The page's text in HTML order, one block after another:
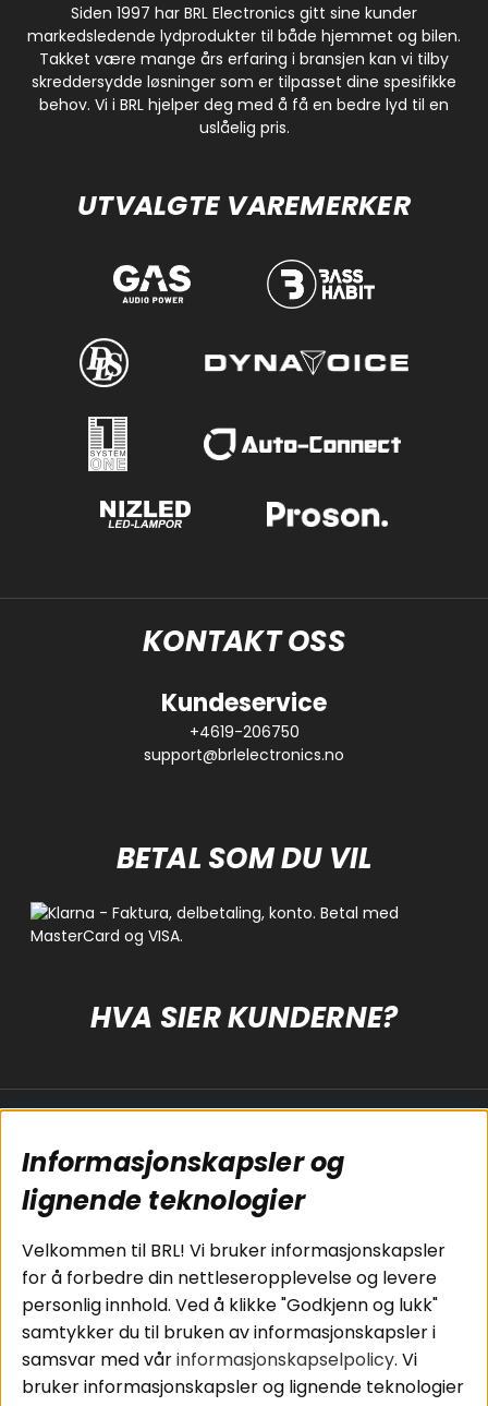
Siden 1997 har BRL Electronics gitt sine kunder
markedsledende lydprodukter til både hjemmet og bilen.
Takket være mange års erfaring i bransjen kan vi tilby
skreddersydde løsninger som er tilpasset dine spesifikke
behov. Vi i BRL hjelper deg med å få en bedre lyd til en
uslåelig pris.
UTVALGTE VAREMERKER
KONTAKT OSS
Kundeservice
+4619-206750
support@brlelectronics.no
BETAL SOM DU VIL
HVA SIER KUNDERNE?
Koblingsguide for
subwoofers
Tilkobling av
bilforsterker
Koblingsguide for
midbasser
Butikker
Våre ambassadører
- Team BRL
Cookies
Kjøpsvilkår
Personvernpolicy
Service / Garanti /
Retur
Informasjonskapsler og
lignende teknologier
Velkommen til BRL! Vi bruker informasjonskapsler
for å forbedre din nettleseropplevelse og levere
personlig innhold. Ved å klikke "Godkjenn og lukk"
samtykker du til bruken av informasjonskapsler i
samsvar med vårinformasjonskapselpolicy. Vi
bruker informasjonskapsler og lignende teknologier